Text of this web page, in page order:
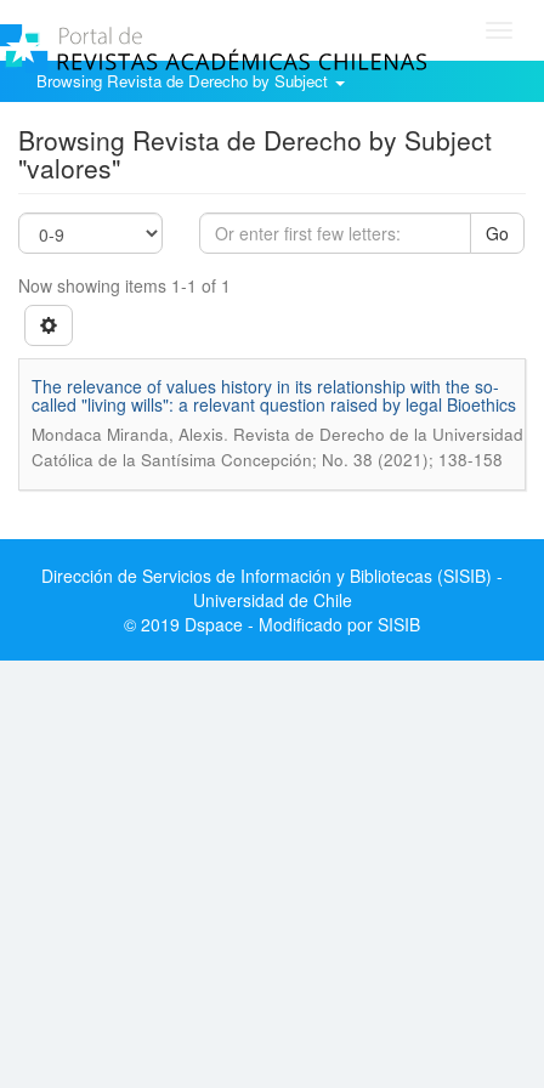
Browsing Revista de Derecho by Subject
Browsing Revista de Derecho by Subject
"valores"
Go
Now showing items 1-1 of 1
The relevance of values history in its relationship with the so-
called "living wills": a relevant question raised by legal Bioethics
Mondaca Miranda, Alexis. Revista de Derecho de la Universidad
Católica de la Santísima Concepción; No. 38 (2021); 138-158
Dirección de Servicios de Información y Bibliotecas (SISIB) -
Universidad de Chile
© 2019 Dspace - Modificado por SISIB